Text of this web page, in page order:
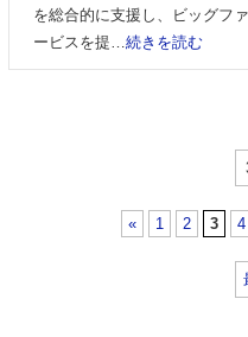
を総合的に支援し、ビッグフ
ービスを提… 続きを読む
« 1 2 3 4